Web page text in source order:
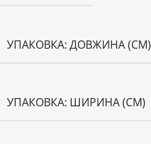
УПАКОВКА: ДОВЖИНА (СМ)
УПАКОВКА: ШИРИНА (СМ)